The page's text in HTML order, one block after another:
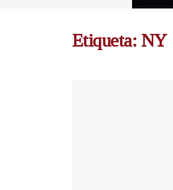
Etiqueta: NY